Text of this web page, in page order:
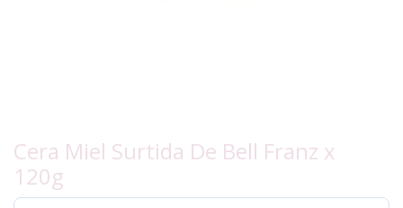
Cera Miel Surtida De Bell Franz x
120g